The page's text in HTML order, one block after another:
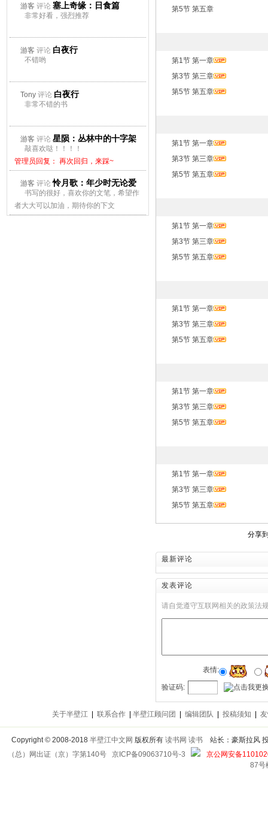
游客 评论 塞上奇缘：日食篇
非常好看，强烈推荐
游客 评论 白夜行
不错哟
Tony 评论 白夜行
非常不错的书
游客 评论 星陨：丛林中的十字架
敲喜欢哒！！！！
管理员回复： 再次回归，来踩~
游客 评论怜月歌：年少时无论爱
上谁都会痛
书写的很好，喜欢你的文笔，希望作
者大大可以加油，期待你的下文
管理员回复： 再次回归，来踩~
第5节 第五章
第1节 第一章
第3节 第三章
第5节 第五章
第1节 第一章
第3节 第三章
第5节 第五章
第1节 第一章
第3节 第三章
第5节 第五章
第1节 第一章
第3节 第三章
第5节 第五章
第1节 第一章
第3节 第三章
第5节 第五章
第1节 第一章
第3节 第三章
第5节 第五章
分享
最新评论
发表评论
请自觉遵守互联网相关的政策法
表情:
验证码:
关于半壁江 联系合作 半壁江顾问团 编辑团队 投稿须知
Copyright©2008-2018 半壁江中文网 版权所有 读书网 读书
站长：豪斯拉风
（总）网出证（京）字第140号 京ICP备09063710号-3
京公网安备
87号